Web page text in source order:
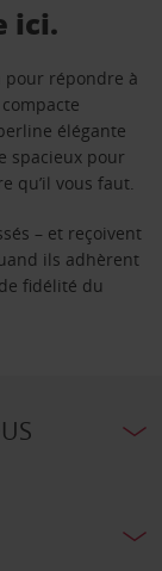
ici.
pour répondre à
élégante
spacieux pour
qu’il vous faut.
– et reçoivent
ils adhèrent
fidélité du